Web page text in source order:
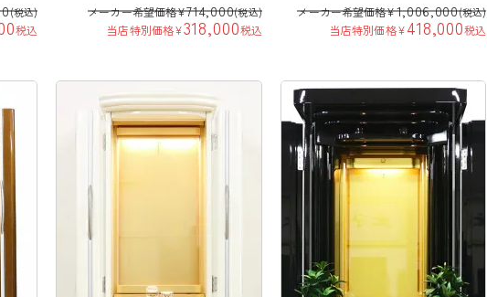
(税込)
税込
メーカー希望価格¥714,000(税込)
当店特別価格¥318,000税込
メーカー希望価格¥1,006,000(税込)
当店特別価格¥418,000税込